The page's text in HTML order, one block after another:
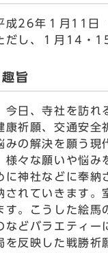
成26年１月11日
だし、１月14・
趣旨
今日、寺社を訪れ
康祈願、交通安全
みの解決を願う現
様々な願いや悩み
に神社などに奉納
されていきます。
す。こうした絵馬
などバラエティー
を反映した戦勝祈